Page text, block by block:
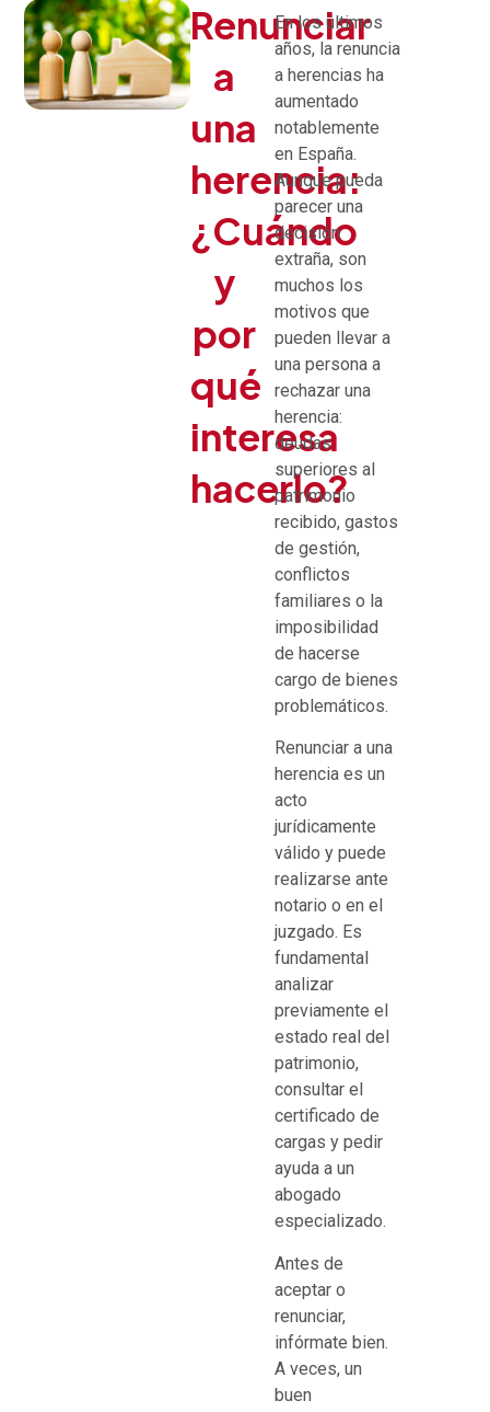
Renunciar
a
una
herencia:
¿Cuándo
y
por
qué
interesa
hacerlo?
En los últimos
años, la renuncia
a herencias ha
aumentado
notablemente
en España.
Aunque pueda
parecer una
decisión
extraña, son
muchos los
motivos que
pueden llevar a
una persona a
rechazar una
herencia:
deudas
superiores al
patrimonio
recibido, gastos
de gestión,
conflictos
familiares o la
imposibilidad
de hacerse
cargo de bienes
problemáticos.
Renunciar a una
herencia es un
acto
jurídicamente
válido y puede
realizarse ante
notario o en el
juzgado. Es
fundamental
analizar
previamente el
estado real del
patrimonio,
consultar el
certificado de
cargas y pedir
ayuda a un
abogado
especializado.
Antes de
aceptar o
renunciar,
infórmate bien.
A veces, un
buen